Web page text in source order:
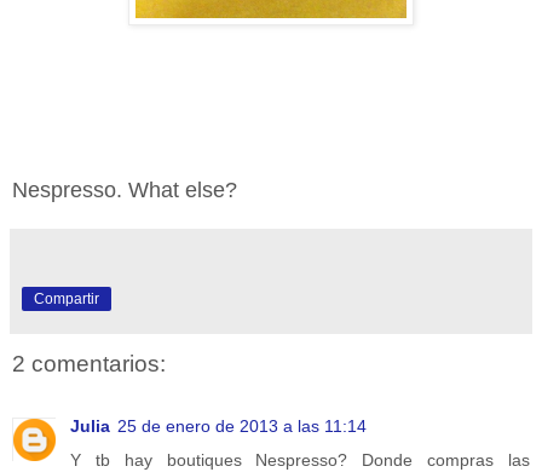
Nespresso. What else?
Compartir
2 comentarios:
Julia 25 de enero de 2013 a las 11:14
Y tb hay boutiques Nespresso? Donde compras las